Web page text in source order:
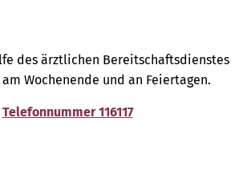
des ärztlichen Bereitschaftsdienstes
Wochenende und an Feiertagen.
Telefonnummer 116117